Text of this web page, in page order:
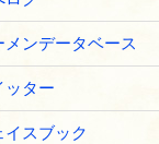
メンデータベース
ッター
イスブック